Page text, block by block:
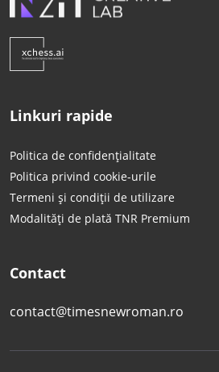
Linkuri rapide
Politica de confidențialitate
Politica privind cookie-urile
Termeni și condiții de utilizare
Modalități de plată TNR Premium
Contact
contact@timesnewroman.ro